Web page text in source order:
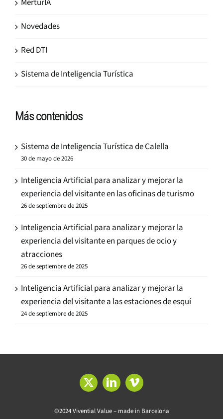
Novedades
Red DTI
Sistema de Inteligencia Turística
Más contenidos
Sistema de Inteligencia Turística de Calella
30 de mayo de 2026
Inteligencia Artificial para analizar y mejorar la
experiencia del visitante en las oficinas de turismo
26 de septiembre de 2025
Inteligencia Artificial para analizar y mejorar la
experiencia del visitante en parques de ocio y
atracciones
26 de septiembre de 2025
Inteligencia Artificial para analizar y mejorar la
experiencia del visitante a las estaciones de esquí
24 de septiembre de 2025
©2024 Vivential Value – made in Barcelona